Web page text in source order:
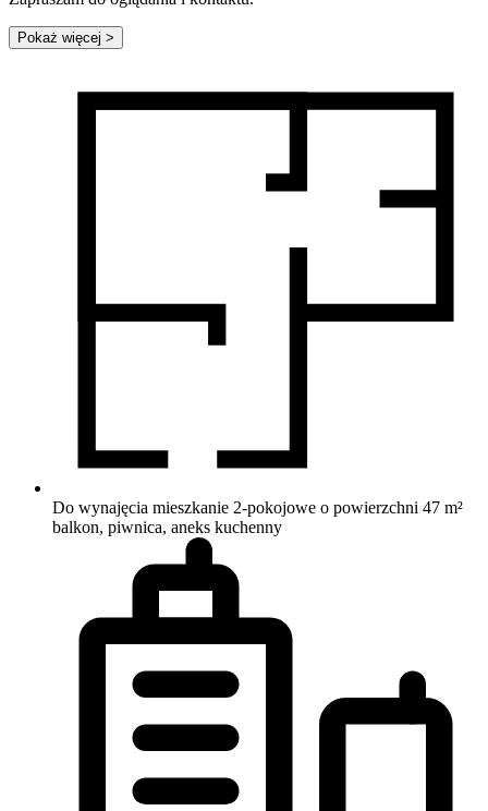
Pokaż więcej >
Do wynajęcia mieszkanie 2-pokojowe o powierzchni 47 m²
balkon, piwnica, aneks kuchenny